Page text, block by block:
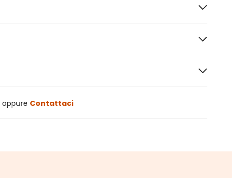
oppure Contattaci